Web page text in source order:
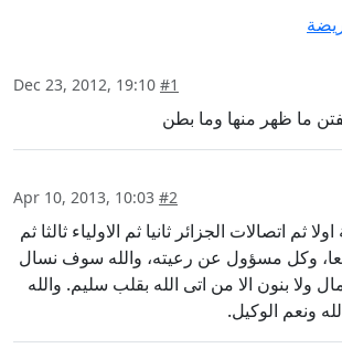
#1
ما ظهر منها وما بطن
#2
ثم اتصالات الجزائر ثانيا ثم الاولياء ثالثا ثم
وكل مسؤول عن رعيته، والله سوف نسال
ولا بنون الا من اتى الله بقلب سليم. والله
ونعم الوكيل.